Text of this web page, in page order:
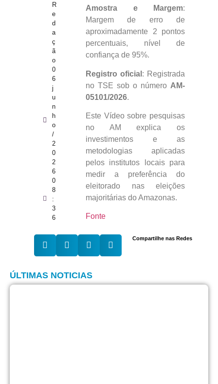
R
e
d
a
ç
ã
o
0
6
j
u
n
h
o
/
2
0
2
6
0
8
:
3
6
Amostra e Margem:
Margem de erro de
aproximadamente 2 pontos
percentuais, nível de
confiança de 95%.
Registro oficial : Registrada
no TSE sob o número AM-
05101/2026.
Este Vídeo sobre pesquisas
no AM explica os
investimentos e as
metodologias aplicadas
pelos institutos locais para
medir a preferência do
eleitorado nas eleições
majoritárias do Amazonas.
Fonte
Compartilhe nas Redes
ÚLTIMAS NOTICIAS